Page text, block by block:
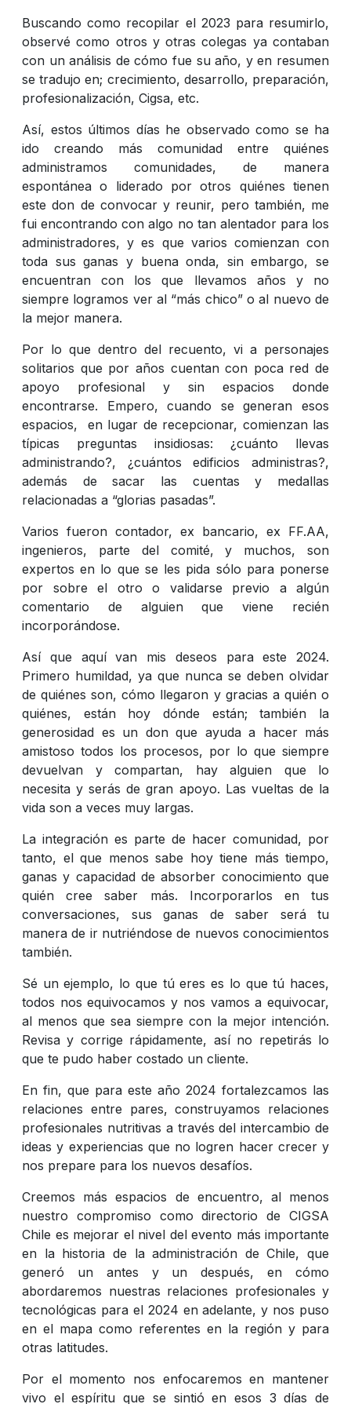
Buscando como recopilar el 2023 para resumirlo,
observé como otros y otras colegas ya contaban
con un análisis de cómo fue su año, y en resumen
se tradujo en; crecimiento, desarrollo, preparación,
profesionalización, Cigsa, etc.
Así, estos últimos días he observado como se ha
ido creando más comunidad entre quiénes
administramos comunidades, de manera
espontánea o liderado por otros quiénes tienen
este don de convocar y reunir, pero también, me
fui encontrando con algo no tan alentador para los
administradores, y es que varios comienzan con
toda sus ganas y buena onda, sin embargo, se
encuentran con los que llevamos años y no
siempre logramos ver al “más chico” o al nuevo de
la mejor manera.
Por lo que dentro del recuento, vi a personajes
solitarios que por años cuentan con poca red de
apoyo profesional y sin espacios donde
encontrarse. Empero, cuando se generan esos
espacios, en lugar de recepcionar, comienzan las
típicas preguntas insidiosas: ¿cuánto llevas
administrando?, ¿cuántos edificios administras?,
además de sacar las cuentas y medallas
relacionadas a “glorias pasadas”.
Varios fueron contador, ex bancario, ex FF.AA,
ingenieros, parte del comité, y muchos, son
expertos en lo que se les pida sólo para ponerse
por sobre el otro o validarse previo a algún
comentario de alguien que viene recién
incorporándose.
Así que aquí van mis deseos para este 2024.
Primero humildad, ya que nunca se deben olvidar
de quiénes son, cómo llegaron y gracias a quién o
quiénes, están hoy dónde están; también la
generosidad es un don que ayuda a hacer más
amistoso todos los procesos, por lo que siempre
devuelvan y compartan, hay alguien que lo
necesita y serás de gran apoyo. Las vueltas de la
vida son a veces muy largas.
La integración es parte de hacer comunidad, por
tanto, el que menos sabe hoy tiene más tiempo,
ganas y capacidad de absorber conocimiento que
quién cree saber más. Incorporarlos en tus
conversaciones, sus ganas de saber será tu
manera de ir nutriéndose de nuevos conocimientos
también.
Sé un ejemplo, lo que tú eres es lo que tú haces,
todos nos equivocamos y nos vamos a equivocar,
al menos que sea siempre con la mejor intención.
Revisa y corrige rápidamente, así no repetirás lo
que te pudo haber costado un cliente.
En fin, que para este año 2024 fortalezcamos las
relaciones entre pares, construyamos relaciones
profesionales nutritivas a través del intercambio de
ideas y experiencias que no logren hacer crecer y
nos prepare para los nuevos desafíos.
Creemos más espacios de encuentro, al menos
nuestro compromiso como directorio de CIGSA
Chile es mejorar el nivel del evento más importante
en la historia de la administración de Chile, que
generó un antes y un después, en cómo
abordaremos nuestras relaciones profesionales y
tecnológicas para el 2024 en adelante, y nos puso
en el mapa como referentes en la región y para
otras latitudes.
Por el momento nos enfocaremos en mantener
vivo el espíritu que se sintió en esos 3 días de